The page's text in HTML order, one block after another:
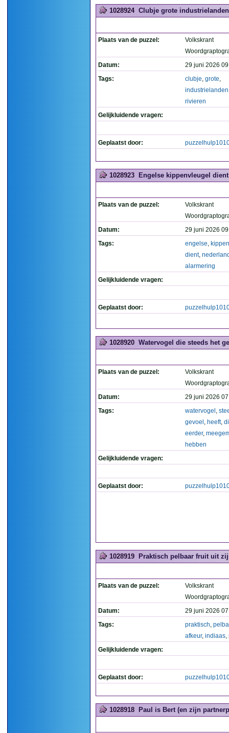
1028924 Clubje grote
Plaats van de puzzel:
Volkskrant
Datum:
29 juni 2026
Tags:
clubje, grote,
industrielanden
rivieren
Gelijkluidende vragen:
Geplaatst door:
1028923 Engelse kippenvleugel
Plaats van de puzzel:
Volkskrant
Datum:
29 juni 2026
Tags:
engelse,
dient,
alarmering
Gelijkluidende vragen:
Geplaatst door:
1028920 Watervogel die steeds het
Plaats van de puzzel:
Volkskrant
Datum:
29 juni 2026
Tags:
watervogel ,
gevoel , heeft,
eerder,
hebben
Gelijkluidende vragen:
Geplaatst door:
1028919 Praktisch pelbaar fruit uit
Plaats van de puzzel:
Volkskrant
Datum:
29 juni 2026
Tags:
praktisch,
afkeur, indiaas,
Gelijkluidende vragen:
Geplaatst door:
1028918 Paul is Bert (en zijn